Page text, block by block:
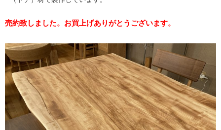
売約致しました。お買上げありがとうございます。